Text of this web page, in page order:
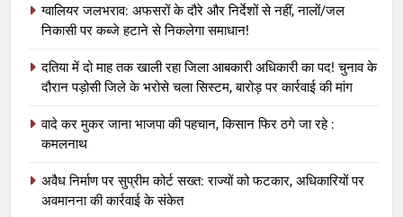
ग्वालियर जलभराव: अफसरों के दौरे और निर्देशों से नहीं, नालों/जल
निकासी पर कब्जे हटाने से निकलेगा समाधान!
दतिया में दो माह तक खाली रहा जिला आबकारी अधिकारी का पद! चुनाव के
दौरान पड़ोसी जिले के भरोसे चला सिस्टम, बारोड़ पर कार्रवाई की मांग
वादे कर मुकर जाना भाजपा की पहचान, किसान फिर ठगे जा रहे :
कमलनाथ
अवैध निर्माण पर सुप्रीम कोर्ट सख्त: राज्यों को फटकार, अधिकारियों पर
अवमानना की कार्रवाई के संकेत